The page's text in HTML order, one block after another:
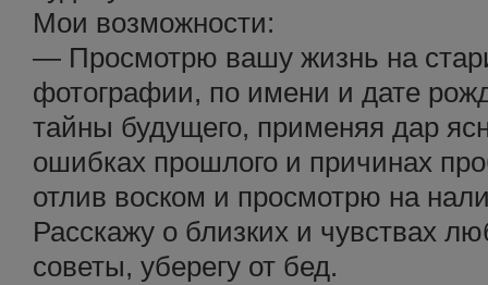
Мои возможности:
— Просмотрю вашу жизнь на
фотографии, по имени и дате
тайны будущего, применяя дар
ошибках прошлого и причинах
отлив воском и просмотрю на
Расскажу о близких и чувствах
советы, уберегу от бед.